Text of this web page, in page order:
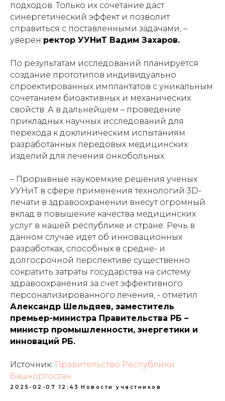
подходов. Только их сочетание даст
синергетический эффект и позволит
справиться с поставленными задачами, –
уверен ректор УУНиТ Вадим Захаров.
По результатам исследований планируется
создание прототипов индивидуально
спроектированных имплантатов с уникальным
сочетанием биоактивных и механических
свойств. А в дальнейшем – проведение
прикладных научных исследований для
перехода к доклиническим испытаниям
разработанных передовых медицинских
изделий для лечения онкобольных.
– Прорывные наукоемкие решения ученых
УУНиТ в сфере применения технологий 3D-
печати в здравоохранении внесут огромный
вклад в повышение качества медицинских
услуг в нашей республике и стране. Речь в
данном случае идет об инновационных
разработках, способных в средне- и
долгосрочной перспективе существенно
сократить затраты государства на систему
здравоохранения за счет эффективного
персонализированного лечения, - отметил
Александр Шельдяев, заместитель
премьер-министра Правительства РБ –
министр промышленности, энергетики и
инноваций РБ.
Источник: Правительство Республики
Башкортостан
2025-02-07 12:43 Новости участников